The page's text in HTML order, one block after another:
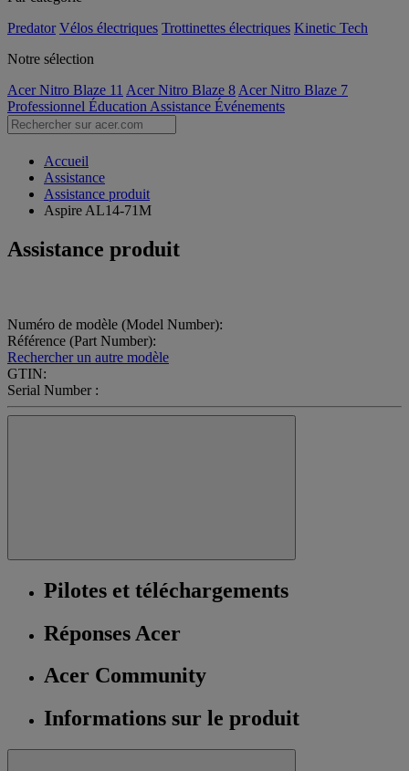
Predator Vélos électriques Trottinettes électriques Kinetic Tech
Notre sélection
Acer Nitro Blaze 11 Acer Nitro Blaze 8 Acer Nitro Blaze 7
Professionnel Éducation Assistance Événements
Accueil
Assistance
Assistance produit
Aspire AL14-71M
Assistance produit
Numéro de modèle (Model Number):
Référence (Part Number):
Rechercher un autre modèle
GTIN:
Serial Number :
Pilotes et téléchargements
Réponses Acer
Acer Community
Informations sur le produit